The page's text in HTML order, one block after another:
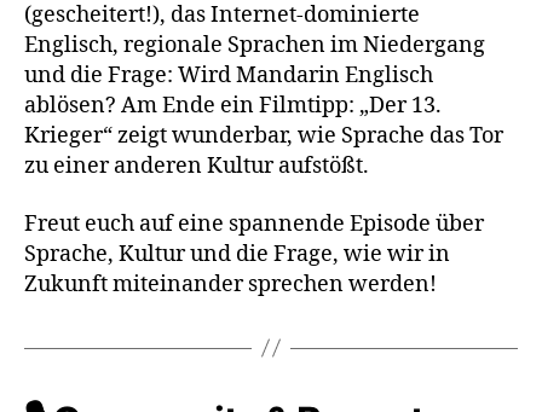
(gescheitert!), das Internet-dominierte
Englisch, regionale Sprachen im Niedergang
und die Frage: Wird Mandarin Englisch
ablösen? Am Ende ein Filmtipp: „Der 13.
Krieger“ zeigt wunderbar, wie Sprache das Tor
zu einer anderen Kultur aufstößt.
Freut euch auf eine spannende Episode über
Sprache, Kultur und die Frage, wie wir in
Zukunft miteinander sprechen werden!